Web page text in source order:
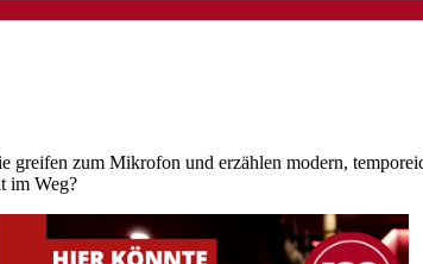
greifen zum Mikrofon und erzählen modern,
im Weg?